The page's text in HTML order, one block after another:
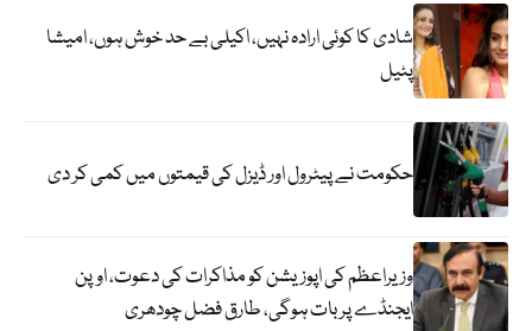
شادی کا کوئی ارادہ نہیں، اکیلی بے حد خوش ہوں، امیشا
پٹیل
حکومت نے پیٹرول اور ڈیزل کی قیمتوں میں کمی کر دی
وزیراعظم کی اپوزیشن کو مذاکرات کی دعوت، اوپن
ایجنڈے پر بات ہوگی، طارق فضل چودھری